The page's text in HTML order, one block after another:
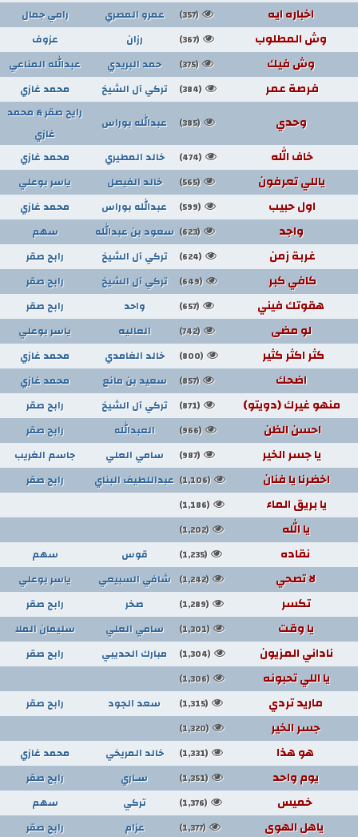
اخباره ايه (357) عمرو المصري رامي جمال
وش المطلوب (367) رزان عزوف
وش فيك (375) حمد البريدي عبدالله المناعي
فرصة عمر (384) تركي آل الشيخ محمد غازي
وحدي (385) عبدالله بوراس
رايح صقر & محمد
غازي
خاف الله (474) خالد المطيري محمد غازي
ياللي تعرفون (565) خالد الفيصل ياسر بوعلي
اول حبيب (599) عبدالله بوراس محمد غازي
واجد (623) سعود بن عبدالله سهم
غربة زمن (624) تركي آل الشيخ رابح صقر
كافي كبر (649) تركي آل الشيخ رابح صقر
هقوتك فيني (657) واحد رابح صقر
لو مضى (742) العاليه ياسر بوعلي
كثر اكثر كثير (800) خالد الغامدي محمد غازي
اضحك (857) سعيد بن مانع محمد غازي
منهو غيرك (دويتو) (871) تركي آل الشيخ رابح صقر
احسن الظن (966) العبدالله رابح صقر
يا جسر الخير (987) سامي العلي جاسم الغريب
اخضرنا يا فنان (1,106) عبداللطيف البناي رابح صقر
يا بريق الماء (1,186)
يا الله (1,202)
نقاده (1,235) قوس سهم
لا تصحي (1,242) شافي السبيعي ياسر بوعلي
تكسر (1,289) صخر رابح صقر
يا وقت (1,301) سامي العلي سليمان الملا
ناداني المزيون (1,304) مبارك الحديبي رابح صقر
يا اللي تحبونه (1,306)
ماريد تردي (1,315) سعد الجود رابح صقر
جسر الخير (1,320)
هو هذا (1,331) خالد المريخي محمد غازي
يوم واحد (1,351) سـاري رابح صقر
خميس (1,376) تركي سهم
ياهل الهوى (1,377) عزام رابح صقر